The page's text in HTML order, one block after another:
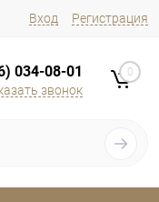
Вход Регистрация
034-08-01
звонок
0